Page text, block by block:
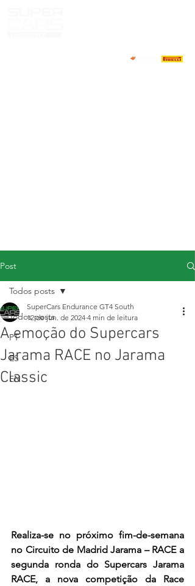
Post
Todos posts
PT
ES
EN
Todos posts
A emoção do Supercars
Jarama RACE no Jarama
Classic
SuperCars Endurance GT4 South
12 de jun. de 2024 4 min de leitura
Realiza-se no próximo fim-de-semana
no Circuito de Madrid Jarama – RACE a
segunda ronda do Supercars Jarama
RACE, a nova competição da Race